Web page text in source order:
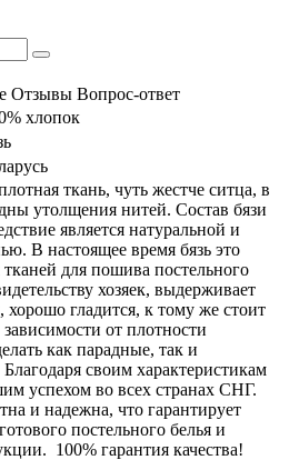
Отзывы Вопрос-ответ
хлопок
ткань, чуть жестче ситца, в
утолщения нитей. Состав бязи
является натуральной и
В настоящее время бязь это
для пошива постельного
хозяек, выдерживает
хорошо гладится, к тому же стоит
от плотности
как парадные, так и
своим характеристикам
успехом во всех странах СНГ.
и надежна, что гарантирует
постельного белья и
100% гарантия качества!